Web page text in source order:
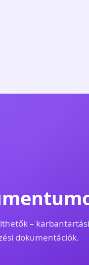
– karbantartási
dokumentációk.